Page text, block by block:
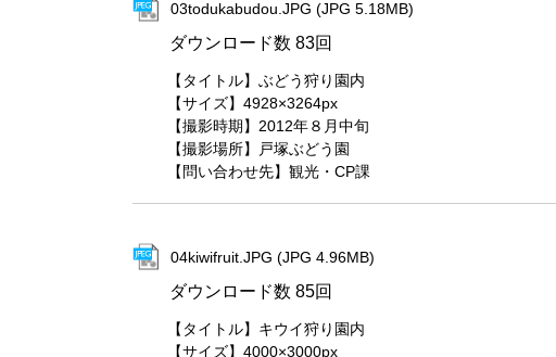
03todukabudou.JPG (JPG 5.18MB)
ダウンロード数 83回
【タイトル】ぶどう狩り園内
【サイズ】4928×3264px
【撮影時期】2012年８月中旬
【撮影場所】戸塚ぶどう園
【問い合わせ先】観光・CP課
04kiwifruit.JPG (JPG 4.96MB)
ダウンロード数 85回
【タイトル】キウイ狩り園内
【サイズ】4000×3000px